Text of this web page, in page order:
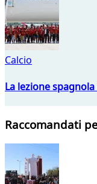
Calcio
La lezione
Raccomandati